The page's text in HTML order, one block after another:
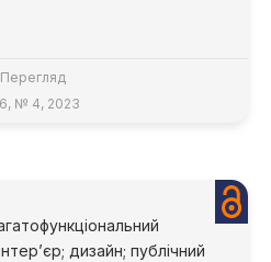
№ 4, 2023
дизайн; публічний